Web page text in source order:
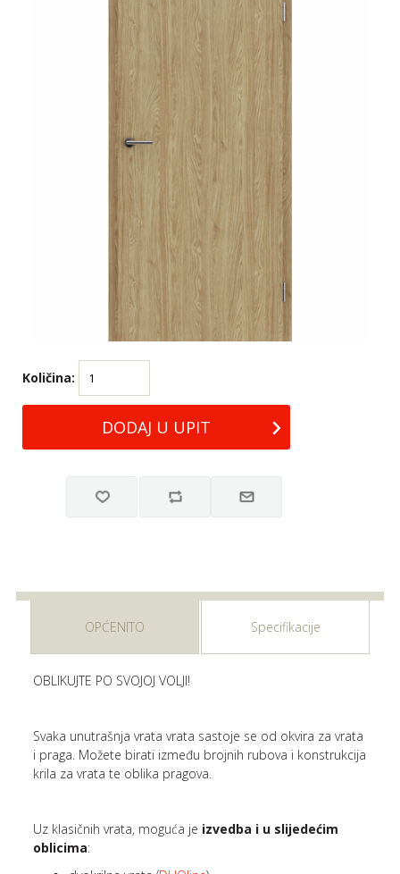
Količina:
OPĆENITO Specifikacije
OBLIKUJTE PO SVOJOJ VOLJI!
Svaka unutrašnja vrata vrata sastoje se od okvira za vrata
i praga. Možete birati između brojnih rubova i konstrukcija
krila za vrata te oblika pragova.
Uz klasičnih vrata, moguća je izvedba i u slijedećim
oblicima: